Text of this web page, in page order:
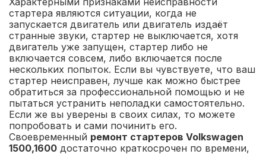
стартера являются ситуации, когда не
запускается двигатель или двигатель издаёт
странные звуки, стартер не выключается, хотя
двигатель уже запущен, стартер либо не
включается совсем, либо включается после
нескольких попыток. Если вы чувствуете, что ваш
стартер неисправен, лучше как можно быстрее
обратиться за профессиональной помощью и не
пытаться устранить неполадки самостоятельно.
Если же вы уверены в своих силах, то можете
попробовать и сами починить его.
Своевременный ремонт стартеров Volkswagen
1500,1600 достаточно краткосрочен по времени,